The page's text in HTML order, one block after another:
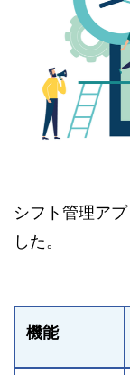
シフト管理ア
した。
機能